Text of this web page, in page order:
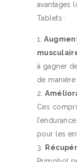
avantages
Tablets :
à gagner
de
Ces
pour les